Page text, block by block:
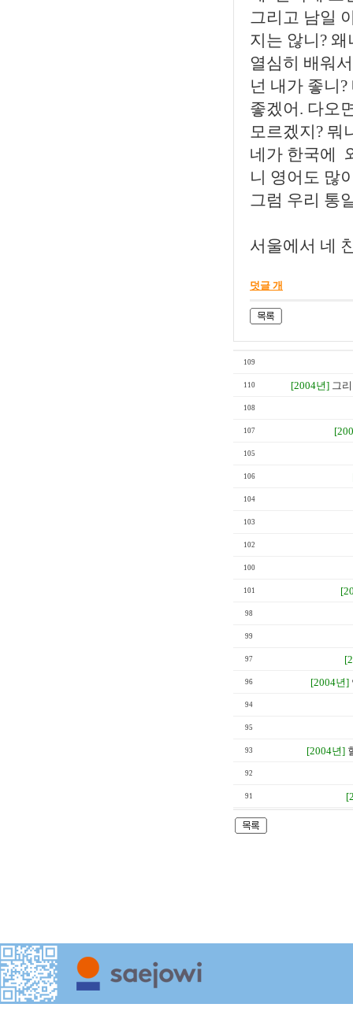
그리고 남일
지는 않니?
열심히 배워
넌 내가 좋니
좋겠어. 다오
모르겠지? 뭐
네가 한국에
니 영어도 많
그럼 우리 통
서울에서 네
덧글 개
109
110 [2004년] 그
108
107
105
106
104
103
102
100
101
98
99
97
96 [2004년]
94
95
93 [2004년]
92
91